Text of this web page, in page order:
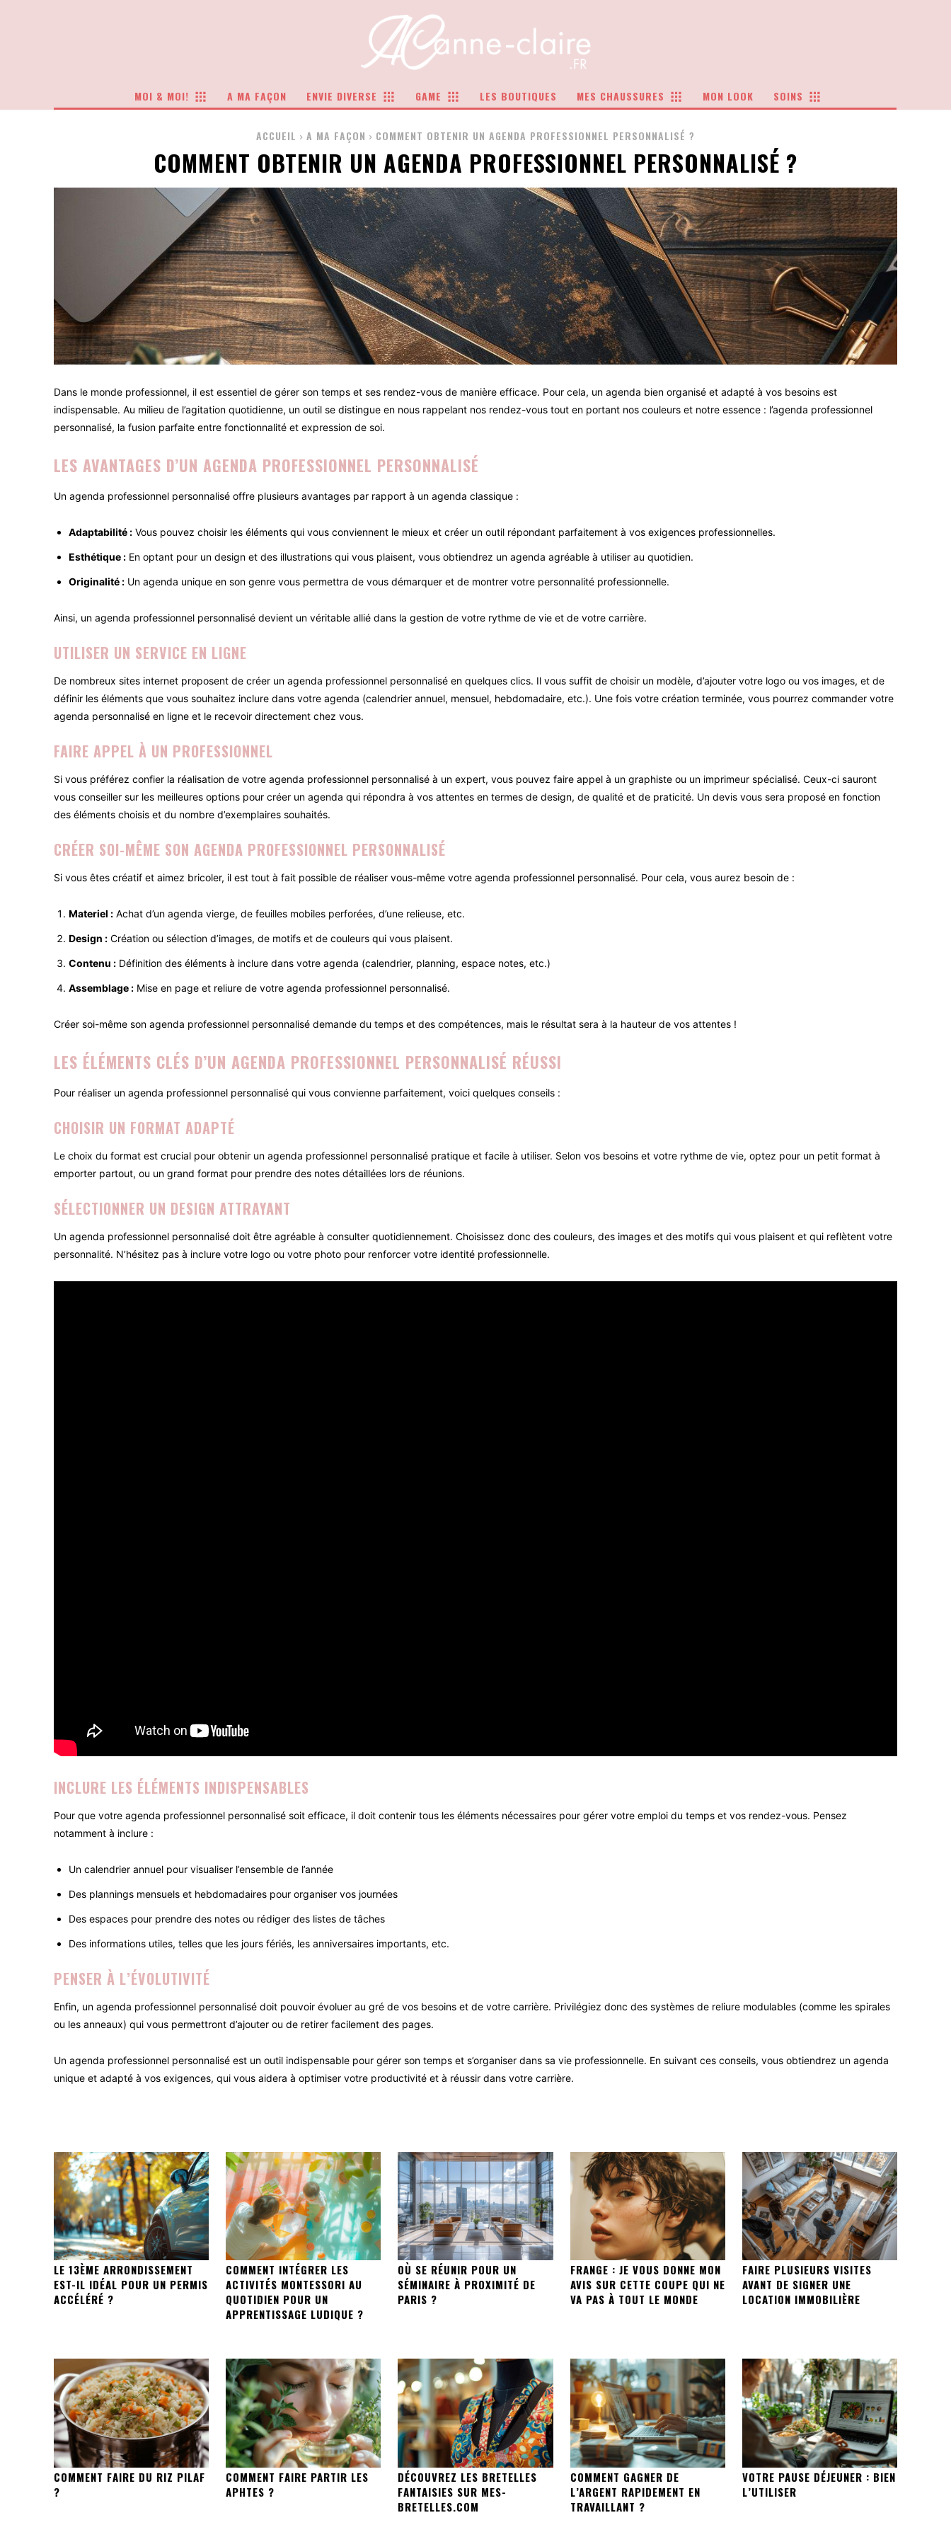
MOI & MOI! A MA FAÇON ENVIE DIVERSE GAME LES BOUTIQUES MES CHAUSSURES MON LOOK SOINS
ACCUEIL A MA FAÇON COMMENT OBTENIR UN AGENDA PROFESSIONNEL PERSONNALISÉ ?
COMMENT OBTENIR UN AGENDA PROFESSIONNEL PERSONNALISÉ ?
Dans le monde professionnel, il est essentiel de gérer son temps et ses rendez-vous de manière efficace. Pour cela, un agenda bien organisé et adapté à vos besoins est
indispensable. Au milieu de l’agitation quotidienne, un outil se distingue en nous rappelant nos rendez-vous tout en portant nos couleurs et notre essence : l’agenda professionnel
personnalisé, la fusion parfaite entre fonctionnalité et expression de soi.
LES AVANTAGES D’UN AGENDA PROFESSIONNEL PERSONNALISÉ
Un agenda professionnel personnalisé offre plusieurs avantages par rapport à un agenda classique :
Adaptabilité : Vous pouvez choisir les éléments qui vous conviennent le mieux et créer un outil répondant parfaitement à vos exigences professionnelles.
Esthétique : En optant pour un design et des illustrations qui vous plaisent, vous obtiendrez un agenda agréable à utiliser au quotidien.
Originalité : Un agenda unique en son genre vous permettra de vous démarquer et de montrer votre personnalité professionnelle.
Ainsi, un agenda professionnel personnalisé devient un véritable allié dans la gestion de votre rythme de vie et de votre carrière.
UTILISER UN SERVICE EN LIGNE
De nombreux sites internet proposent de créer un agenda professionnel personnalisé en quelques clics. Il vous suffit de choisir un modèle, d’ajouter votre logo ou vos images, et de
définir les éléments que vous souhaitez inclure dans votre agenda (calendrier annuel, mensuel, hebdomadaire, etc.). Une fois votre création terminée, vous pourrez commander votre
agenda personnalisé en ligne et le recevoir directement chez vous.
FAIRE APPEL À UN PROFESSIONNEL
Si vous préférez confier la réalisation de votre agenda professionnel personnalisé à un expert, vous pouvez faire appel à un graphiste ou un imprimeur spécialisé. Ceux-ci sauront
vous conseiller sur les meilleures options pour créer un agenda qui répondra à vos attentes en termes de design, de qualité et de praticité. Un devis vous sera proposé en fonction
des éléments choisis et du nombre d’exemplaires souhaités.
CRÉER SOI-MÊME SON AGENDA PROFESSIONNEL PERSONNALISÉ
Si vous êtes créatif et aimez bricoler, il est tout à fait possible de réaliser vous-même votre agenda professionnel personnalisé. Pour cela, vous aurez besoin de :
Materiel : Achat d’un agenda vierge, de feuilles mobiles perforées, d’une relieuse, etc.
Design : Création ou sélection d’images, de motifs et de couleurs qui vous plaisent.
Contenu : Définition des éléments à inclure dans votre agenda (calendrier, planning, espace notes, etc.)
Assemblage : Mise en page et reliure de votre agenda professionnel personnalisé.
Créer soi-même son agenda professionnel personnalisé demande du temps et des compétences, mais le résultat sera à la hauteur de vos attentes !
LES ÉLÉMENTS CLÉS D’UN AGENDA PROFESSIONNEL PERSONNALISÉ RÉUSSI
Pour réaliser un agenda professionnel personnalisé qui vous convienne parfaitement, voici quelques conseils :
CHOISIR UN FORMAT ADAPTÉ
Le choix du format est crucial pour obtenir un agenda professionnel personnalisé pratique et facile à utiliser. Selon vos besoins et votre rythme de vie, optez pour un petit format à
emporter partout, ou un grand format pour prendre des notes détaillées lors de réunions.
SÉLECTIONNER UN DESIGN ATTRAYANT
Un agenda professionnel personnalisé doit être agréable à consulter quotidiennement. Choisissez donc des couleurs, des images et des motifs qui vous plaisent et qui reflètent votre
personnalité. N’hésitez pas à inclure votre logo ou votre photo pour renforcer votre identité professionnelle.
INCLURE LES ÉLÉMENTS INDISPENSABLES
Pour que votre agenda professionnel personnalisé soit efficace, il doit contenir tous les éléments nécessaires pour gérer votre emploi du temps et vos rendez-vous. Pensez
notamment à inclure :
Un calendrier annuel pour visualiser l’ensemble de l’année
Des plannings mensuels et hebdomadaires pour organiser vos journées
Des espaces pour prendre des notes ou rédiger des listes de tâches
Des informations utiles, telles que les jours fériés, les anniversaires importants, etc.
PENSER À L’ÉVOLUTIVITÉ
Enfin, un agenda professionnel personnalisé doit pouvoir évoluer au gré de vos besoins et de votre carrière. Privilégiez donc des systèmes de reliure modulables (comme les spirales
ou les anneaux) qui vous permettront d’ajouter ou de retirer facilement des pages.
Un agenda professionnel personnalisé est un outil indispensable pour gérer son temps et s’organiser dans sa vie professionnelle. En suivant ces conseils, vous obtiendrez un agenda
unique et adapté à vos exigences, qui vous aidera à optimiser votre productivité et à réussir dans votre carrière.
LE 13ÈME ARRONDISSEMENT
EST-IL IDÉAL POUR UN PERMIS
ACCÉLÉRÉ ?
COMMENT INTÉGRER LES
ACTIVITÉS MONTESSORI AU
QUOTIDIEN POUR UN
APPRENTISSAGE LUDIQUE ?
OÙ SE RÉUNIR POUR UN
SÉMINAIRE À PROXIMITÉ DE
PARIS ?
FRANGE : JE VOUS DONNE MON
AVIS SUR CETTE COUPE QUI NE
VA PAS À TOUT LE MONDE
FAIRE PLUSIEURS VISITES
AVANT DE SIGNER UNE
LOCATION IMMOBILIÈRE
COMMENT FAIRE DU RIZ PILAF
?
COMMENT FAIRE PARTIR LES
APHTES ?
DÉCOUVREZ LES BRETELLES
FANTAISIES SUR MES-
BRETELLES.COM
COMMENT GAGNER DE
L’ARGENT RAPIDEMENT EN
TRAVAILLANT ?
VOTRE PAUSE DÉJEUNER : BIEN
L’UTILISER